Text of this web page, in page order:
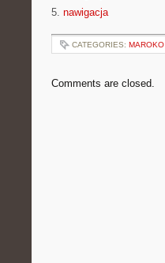
5. nawigacja
CATEGORIES: MAROKO
Comments are closed.